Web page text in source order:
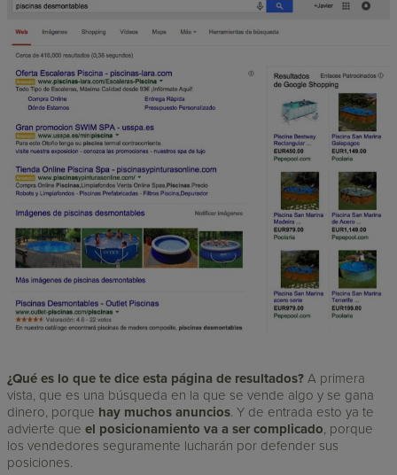
¿Qué es lo que te dice esta página de resultados?A primera
vista, que es una búsqueda en la que se vende algo y se gana
dinero, porque hay muchos anuncios. Y de entrada esto ya te
advierte queel posicionamiento va a ser complicado, porque
los vendedores seguramente lucharán por defender sus
posiciones.